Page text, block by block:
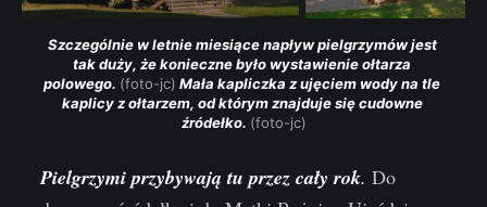
Szczególnie w letnie miesiące napływ pielgrzymów jest
tak duży, że konieczne było wystawienie ołtarza
polowego. (foto-jc) Mała kapliczka z ujęciem wody na tle
kaplicy z ołtarzem, od którym znajduje się cudowne
źródełko. (foto-jc)
Pielgrzymi przybywają tu przez cały rok. Do